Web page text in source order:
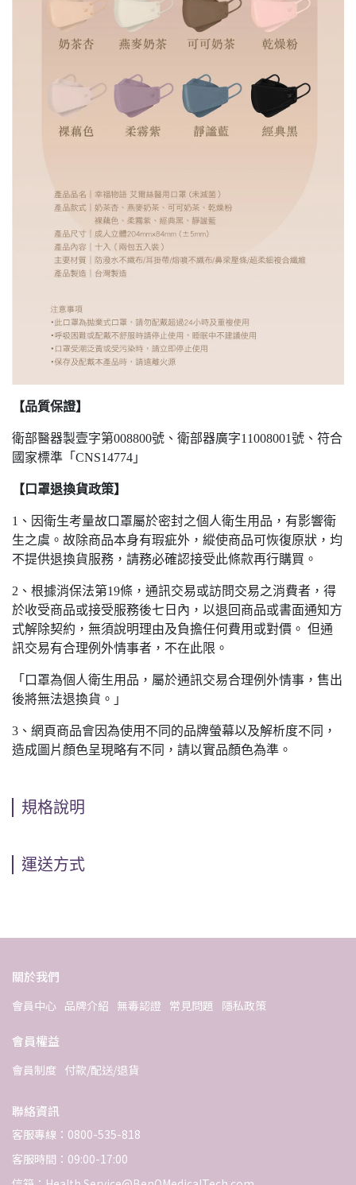
【品質保證】
衛部醫器製壹字第008800號、衛部器廣字11008001號、符合
國家標準「CNS14774」
【口罩退換貨政策】
1、因衛生考量故口罩屬於密封之個人衛生用品，有影響衛
生之虞。故除商品本身有瑕疵外，縱使商品可恢復原狀，均
不提供退換貨服務，請務必確認接受此條款再行購買。
2、根據消保法第19條，通訊交易或訪問交易之消費者，得
於收受商品或接受服務後七日內，以退回商品或書面通知方
式解除契約，無須說明理由及負擔任何費用或對價。 但通
訊交易有合理例外情事者，不在此限。
「口罩為個人衛生用品，屬於通訊交易合理例外情事，售出
後將無法退換貨。」
3、網頁商品會因為使用不同的品牌螢幕以及解析度不同，
造成圖片顏色呈現略有不同，請以實品顏色為準。
規格說明
運送方式
關於我們
會員中心 品牌介紹 無毒認證 常見問題 隱私政策
會員權益
會員制度 付款/配送/退貨
聯絡資訊
客服專線：0800-535-818
客服時間：09:00-17:00